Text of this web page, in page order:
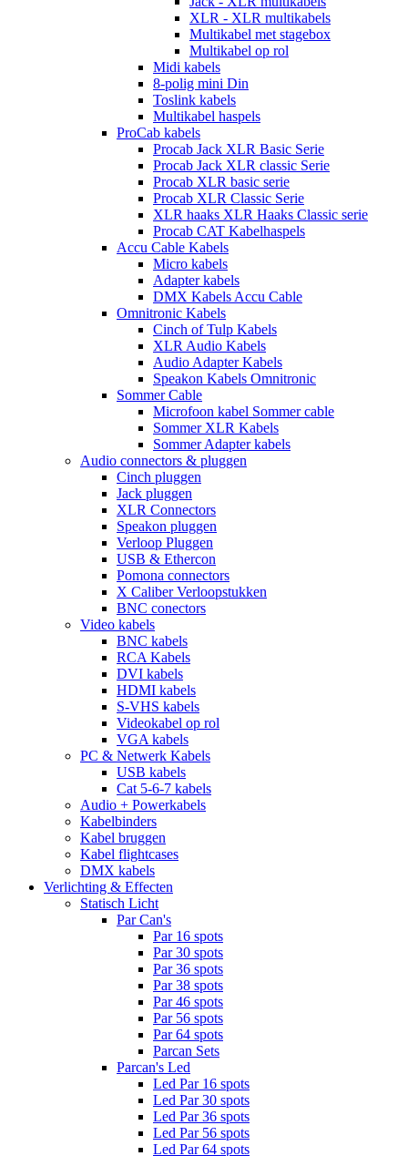
XLR - XLR multikabels
Multikabel met stagebox
Multikabel op rol
Midi kabels
8-polig mini Din
Toslink kabels
Multikabel haspels
ProCab kabels
Procab Jack XLR Basic Serie
Procab Jack XLR classic Serie
Procab XLR basic serie
Procab XLR Classic Serie
XLR haaks XLR Haaks Classic serie
Procab CAT Kabelhaspels
Accu Cable Kabels
Micro kabels
Adapter kabels
DMX Kabels Accu Cable
Omnitronic Kabels
Cinch of Tulp Kabels
XLR Audio Kabels
Audio Adapter Kabels
Speakon Kabels Omnitronic
Sommer Cable
Microfoon kabel Sommer cable
Sommer XLR Kabels
Sommer Adapter kabels
Audio connectors & pluggen
Cinch pluggen
Jack pluggen
XLR Connectors
Speakon pluggen
Verloop Pluggen
USB & Ethercon
Pomona connectors
X Caliber Verloopstukken
BNC conectors
Video kabels
BNC kabels
RCA Kabels
DVI kabels
HDMI kabels
S-VHS kabels
Videokabel op rol
VGA kabels
PC & Netwerk Kabels
USB kabels
Cat 5-6-7 kabels
Audio + Powerkabels
Kabelbinders
Kabel bruggen
Kabel flightcases
DMX kabels
Verlichting & Effecten
Statisch Licht
Par Can's
Par 16 spots
Par 30 spots
Par 36 spots
Par 38 spots
Par 46 spots
Par 56 spots
Par 64 spots
Parcan Sets
Parcan's Led
Led Par 16 spots
Led Par 30 spots
Led Par 36 spots
Led Par 56 spots
Led Par 64 spots